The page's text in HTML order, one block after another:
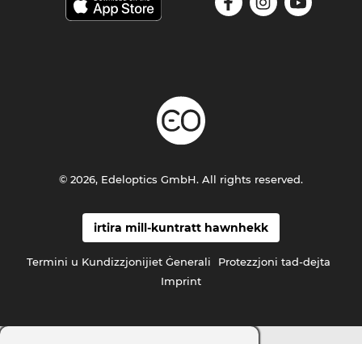
irtira mill-kuntratt hawnhekk
Termini u Kundizzjonijiet Ġenerali
Protezzjoni tad-dejta
Imprint
© 2026, Edeloptics GmbH. All rights reserved.